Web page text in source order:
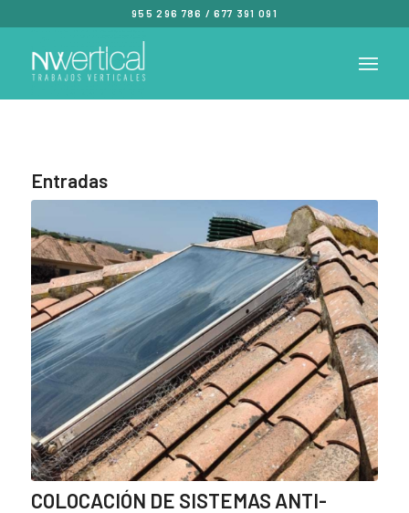
955 296 786 /677 391 091
Entradas
COLOCACIÓN DE SISTEMAS ANTI-